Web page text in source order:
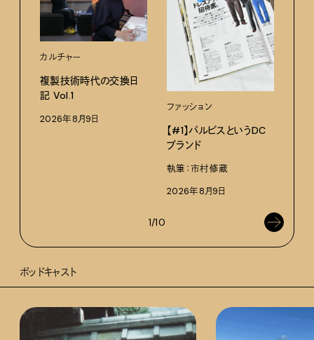
カルチャー
複製技術時代の交換日
記 Vol.1
2026年8月9日
ファッション
【#1】パルビスというDC
ブランド
執筆：市村修蔵
2026年8月9日
1/10
ポッドキャスト